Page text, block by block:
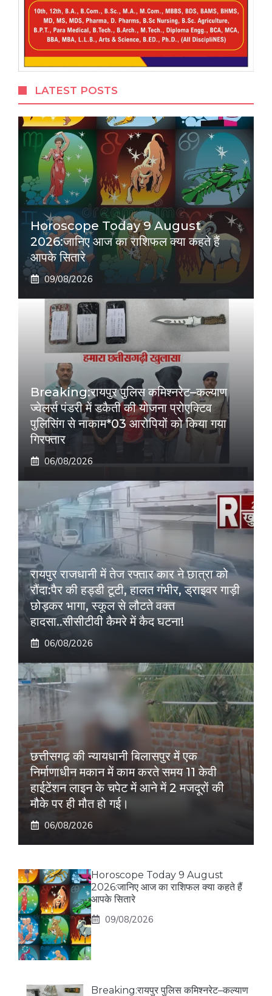
LATEST POSTS
Horoscope Today 9 August
2026:जानिए आज का राशिफल क्या कहते हैं
आपके सितारे
09/08/2026
Breaking:रायपुर पुलिस कमिश्नरेट–कल्याण
ज्वेलर्स पंडरी में डकैती की योजना प्रोएक्टिव
पुलिसिंग से नाकाम*03 आरोपियों को किया गया
गिरफ्तार
06/08/2026
रायपुर राजधानी में तेज रफ्तार कार ने छात्रा को
रौंदा:पैर की हड्डी टूटी, हालत गंभीर, ड्राइवर गाड़ी
छोड़कर भागा, स्कूल से लौटते वक्त
हादसा..सीसीटीवी कैमरे में कैद घटना!
06/08/2026
छत्तीसगढ़ की न्यायधानी बिलासपुर में एक
निर्माणाधीन मकान में काम करते समय 11 केवी
हाईटेंशन लाइन के चपेट में आने में 2 मजदूरों की
मौके पर ही मौत हो गई।
06/08/2026
Horoscope Today 9 August
2026:जानिए आज का राशिफल क्या कहते हैं
आपके सितारे
09/08/2026
Breaking:रायपुर पुलिस कमिश्नरेट–कल्याण